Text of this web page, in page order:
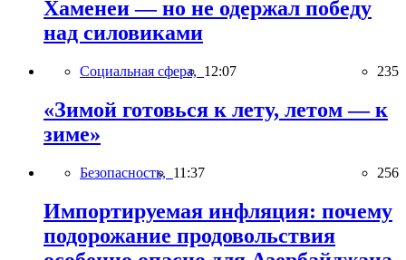
Хаменеи — но не одержал победу
над силовиками
Социальная сфера, 12:07 235
«Зимой готовься к лету, летом — к
зиме»
Безопасность, 11:37 256
Импортируемая инфляция: почему
подорожание продовольствия